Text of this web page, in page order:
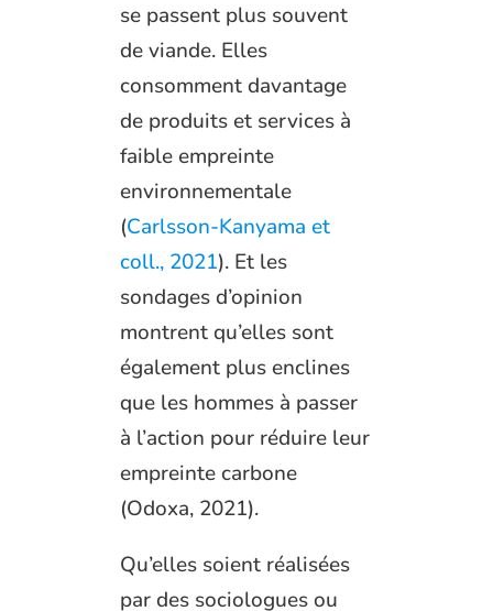
se passent plus souvent
de viande. Elles
consomment davantage
de produits et services à
faible empreinte
environnementale
(Carlsson-Kanyama et
coll., 2021). Et les
sondages d’opinion
montrent qu’elles sont
également plus enclines
que les hommes à passer
à l’action pour réduire leur
empreinte carbone
(Odoxa, 2021).
Qu’elles soient réalisées
par des sociologues ou